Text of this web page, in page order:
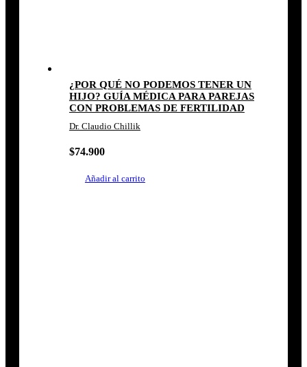
¿POR QUÉ NO PODEMOS TENER UN
HIJO? GUÍA MÉDICA PARA PAREJAS
CON PROBLEMAS DE FERTILIDAD
Dr. Claudio Chillik
$74.900
Añadir al carrito